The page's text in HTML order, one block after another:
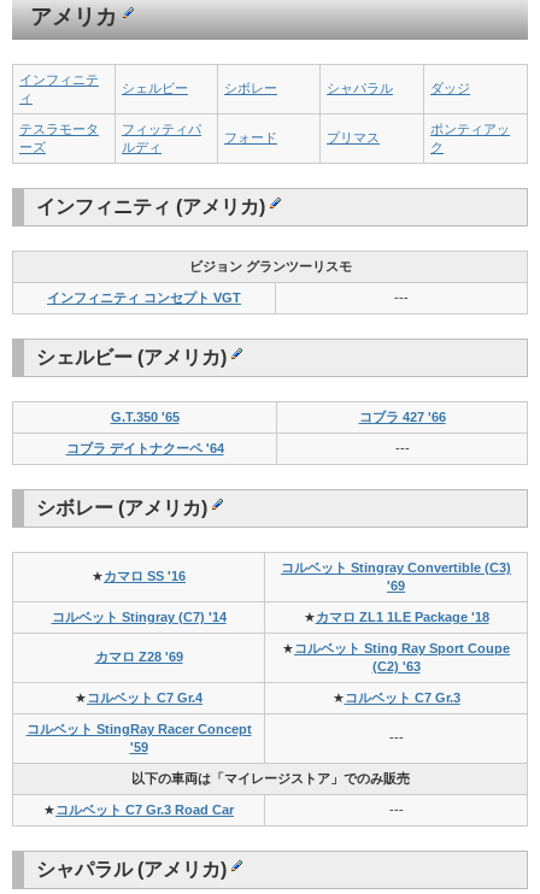
アメリカ
インフィニテ
ィ
シェルビー シボレー シャパラル ダッジ
テスラモータ
ーズ
フィッティパ
ルディ
フォード プリマス
ポンティアッ
ク
インフィニティ (アメリカ)
ビジョン グランツーリスモ
インフィニティ コンセプト VGT ---
シェルビー (アメリカ)
G.T.350 '65 コブラ 427 '66
コブラ デイトナクーペ '64 ---
シボレー (アメリカ)
★カマロ SS '16
コルベット Stingray Convertible (C3)
'69
コルベット Stingray (C7) '14 ★カマロ ZL1 1LE Package '18
カマロ Z28 '69
★コルベット Sting Ray Sport Coupe
(C2) '63
★コルベット C7 Gr.4 ★コルベット C7 Gr.3
コルベット StingRay Racer Concept
'59
---
以下の車両は「マイレージストア」でのみ販売
★コルベット C7 Gr.3 Road Car ---
シャパラル (アメリカ)